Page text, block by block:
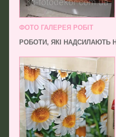
ФОТО ГАЛЕРЕЯ РОБІТ
РОБОТИ, ЯКІ НАДСИЛАЮТЬ